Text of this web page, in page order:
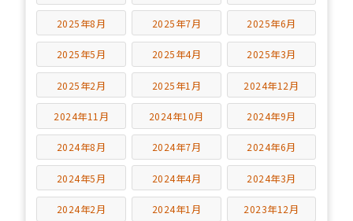
2025年8月 2025年7月 2025年6月
2025年5月 2025年4月 2025年3月
2025年2月 2025年1月 2024年12月
2024年11月 2024年10月 2024年9月
2024年8月 2024年7月 2024年6月
2024年5月 2024年4月 2024年3月
2024年2月 2024年1月 2023年12月